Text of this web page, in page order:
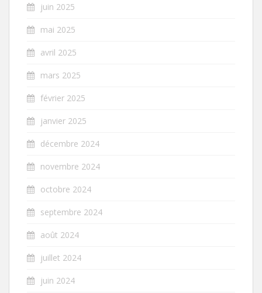
juin 2025
mai 2025
avril 2025
mars 2025
février 2025
janvier 2025
décembre 2024
novembre 2024
octobre 2024
septembre 2024
août 2024
juillet 2024
juin 2024